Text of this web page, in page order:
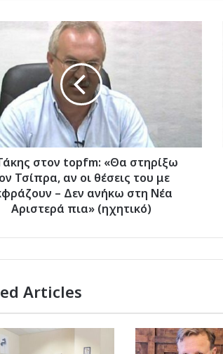
στον topfm: «Θα στηρίξω
Τσίπρα, αν οι θέσεις του με
– Δεν ανήκω στη Νέα
Αριστερά πια» (ηχητικό)
Articles